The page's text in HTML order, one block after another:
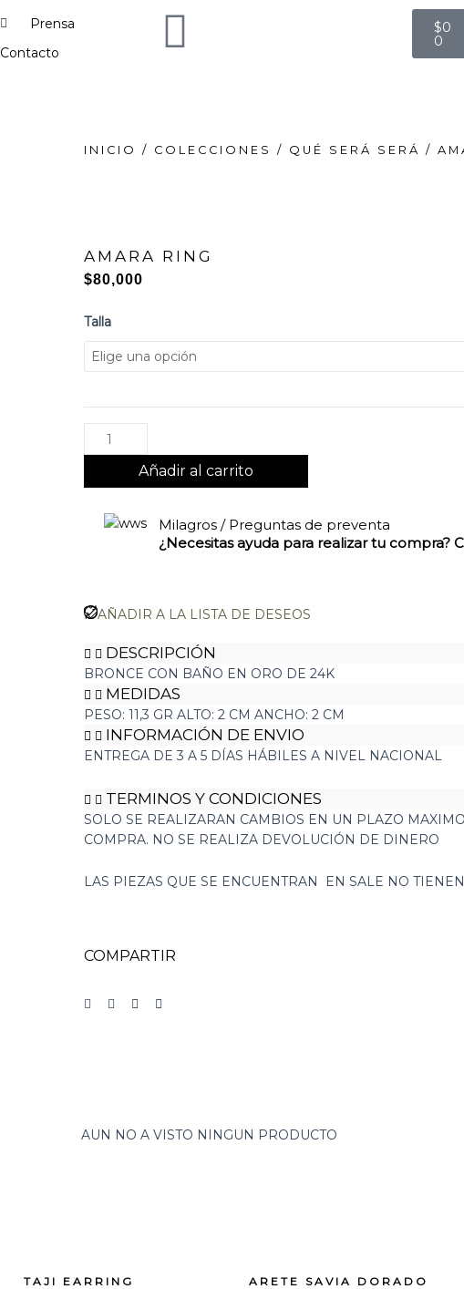
Prensa
Contacto
$0
0
Cart
INICIO / COLECCIONES / QUÉ SERÁ SERÁ /
AMARA RING
$80,000
Talla
AMARA
RING
cantidad
Añadir al carrito
Milagros / Preguntas de preventa
¿Necesitas ayuda para realizar tu compra?
AÑADIR A LA LISTA DE DESEOS
DESCRIPCIÓN
BRONCE CON BAÑO EN ORO DE 24K
MEDIDAS
PESO: 11,3 GR ALTO: 2 CM ANCHO: 2 CM
INFORMACIÓN DE ENVIO
ENTREGA DE 3 A 5 DÍAS HÁBILES A NIVEL NACIONAL
TERMINOS Y CONDICIONES
SOLO SE REALIZARAN CAMBIOS EN UN PLAZO
COMPRA. NO SE REALIZA DEVOLUCIÓN DE DINERO
LAS PIEZAS QUE SE ENCUENTRAN EN SALE NO
COMPARTIR
AUN NO A VISTO NINGUN PRODUCTO
TAJI EARRING ARETE SAVIA DORADO